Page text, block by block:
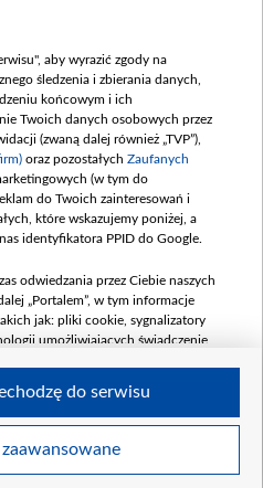
wewnętrznych
S. A. w likwidacji
aby wyrazić zgody na
śledzenia i zbierania danych,
końcowym i ich
Twoich danych osobowych przez
(zwaną dalej również „TVP”),
oraz pozostałych Zaufanych
(w tym do
do Twoich zainteresowań i
które wskazujemy poniżej, a
identyfikatora PPID do Google.
odwiedzania przez Ciebie naszych
„Portalem”, w tym informacje
jak: pliki cookie, sygnalizatory
umożliwiających świadczenie
odwiedzania przez Ciebie
do serwisu